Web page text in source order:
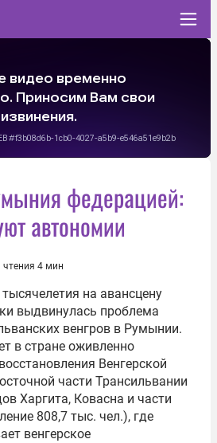
федерацией:
автономии
чтения 4 мин
на авансцену
выдвинулась проблема
венгров в Румынии.
в стране оживленно
Венгерской
части Трансильвании
Харгита, Ковасна и части
808,7 тыс. чел.), где
венгерское